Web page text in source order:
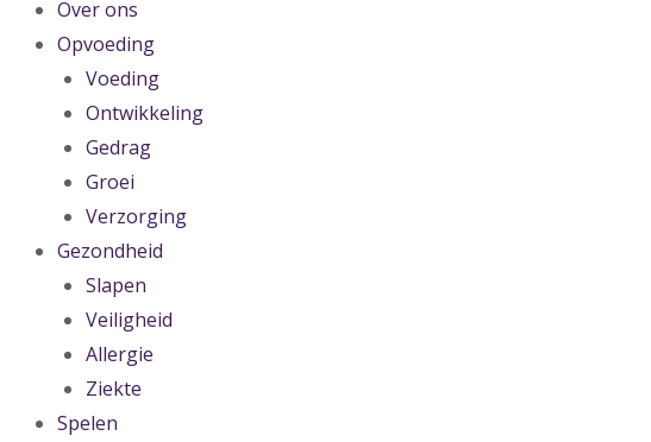
Over ons
Opvoeding
Voeding
Ontwikkeling
Gedrag
Groei
Verzorging
Gezondheid
Slapen
Veiligheid
Allergie
Ziekte
Spelen